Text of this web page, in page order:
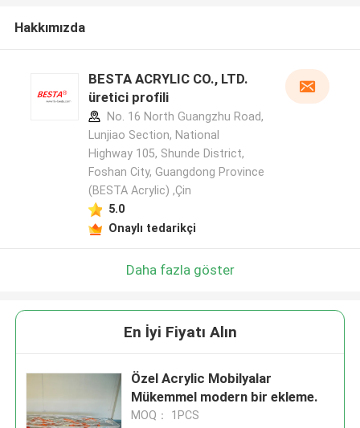
Hakkımızda
BESTA ACRYLIC CO., LTD.
üretici profili
No. 16 North Guangzhu Road,
Lunjiao Section, National
Highway 105, Shunde District,
Foshan City, Guangdong Province
(BESTA Acrylic) ,Çin
5.0
Onaylı tedarikçi
Daha fazla göster
En İyi Fiyatı Alın
Özel Acrylic Mobilyalar
Mükemmel modern bir ekleme.
MOQ： 1PCS